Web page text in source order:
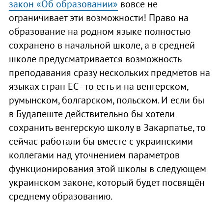
закон «Об образовании» вовсе не
ограничивает эти возможности! Право на
образование на родном языке полностью
сохранено в начальной школе, а в средней
школе предусматривается возможность
преподавания сразу нескольких предметов на
языках стран ЕС - то есть и на венгерском,
румынском, болгарском, польском. И если бы
в Будапеште действительно бы хотели
сохранить венгерскую школу в Закарпатье, то
сейчас работали бы вместе с украинскими
коллегами над уточнением параметров
функционирования этой школы в следующем
украинском законе, который будет посвящён
среднему образованию.